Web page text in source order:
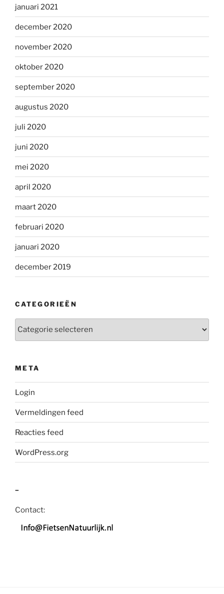
januari 2021
december 2020
november 2020
oktober 2020
september 2020
augustus 2020
juli 2020
juni 2020
mei 2020
april 2020
maart 2020
februari 2020
januari 2020
december 2019
CATEGORIEËN
META
Login
Vermeldingen feed
Reacties feed
WordPress.org
–
Contact: